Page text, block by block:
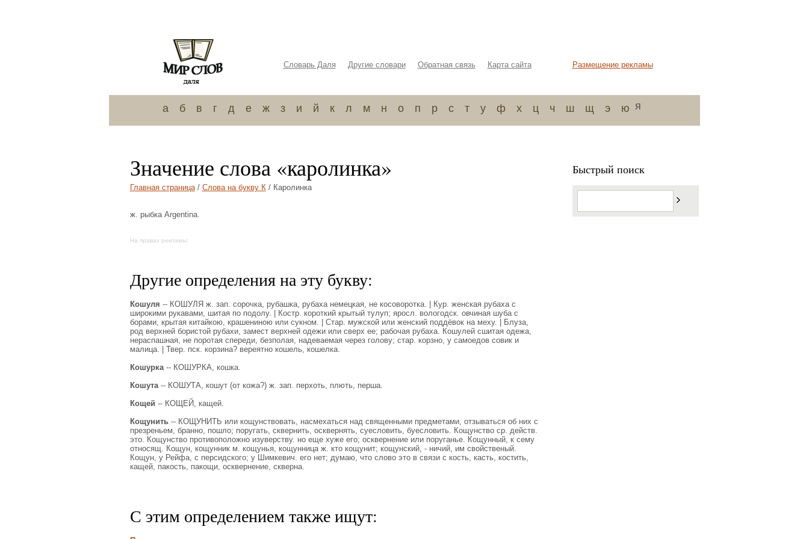
Словарь Даля Другие словари Обратная связь Карта сайта Размещение рекламы
а б в г д е ж з и й к л м н о п р с т у ф х ц ч ш щ э ю я
Значение слова «каролинка»
Главная страница/ Слова на букву К/ Каролинка
ж. рыбка Аrgentinа.
На правах рекламы:
Другие определения на эту букву:
Кошуля -- КОШУЛЯ ж. зап. сорочка, рубашка, рубаха немецкая, не косоворотка. | Кур. женская рубаха с
широкими рукавами, шитая по подолу. | Костр. короткий крытый тулуп; яросл. вологодск. овчиная шуба с
борами, крытая китайкою, крашениною или сукном. | Стар. мужской или женский поддёвок на меху. | Блуза,
род верхней бористой рубахи, замест верхней одежи или сверх ее; рабочая рубаха. Кошулей сшитая одежа,
нераспашная, не поротая спереди, безполая, надеваемая через голову; стар. корзно, у самоедов совик и
малица. | Твер. пск. корзина? вереятно кошель, кошелка.
Кошурка-- КОШУРКА, кошка.
Кошута-- КОШУТА, кошут (от кожа?) ж. зап. перхоть, плють, перша.
Кощей -- КОЩЕЙ, кащей.
Кощунить-- КОЩУНИТЬ или кощунствовать, насмехаться над священными предметами, отзываться об них с
презреньем, бранно, пошло; поругать, сквернить, осквернять, суесловить, буесловить. Кощунство ср. действ.
это. Кощунство противоположно изуверству. но еще хуже его; осквернение или поруганье. Кощунный, к сему
относящ. Кощун, кощунник м. кощунья, кощунница ж. кто кощунит; кощунский, - ничий, им свойственый.
Кощун, у Рейфа, с персидского; у Шимкевич. его нет; думаю, что слово это в связи с кость, касть, костить,
кащей, пакость, пакощи, осквернение, скверна.
С этим определением также ищут:
Быстрый поиск